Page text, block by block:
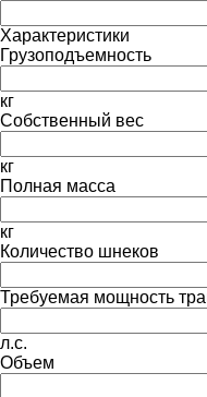
Характеристики
Грузоподъемность
кг
Собственный вес
кг
Полная масса
кг
Количество шнеков
Требуемая мощность
л.с.
Объем